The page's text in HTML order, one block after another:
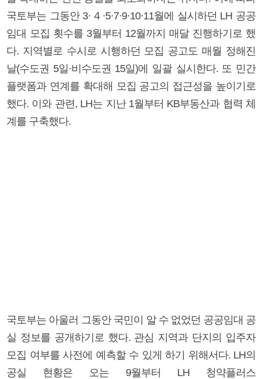
국토부는 그동안 3·４·5·7·9·10·11월에 실시하던 LH 공공
임대 모집 횟수를 3월부터 12월까지 매달 진행하기로 했
다. 지역별로 수시로 시행하던 모집 공고도 매월 정해진
날(수도권 5일·비수도권 15일)에 일괄 실시한다. 또 민간
플랫폼과 연계를 확대해 모집 공고의 접근성을 높이기로
했다. 이와 관련, LH는 지난 1월부터 KB부동산과 협력 체
계를 구축했다.
국토부는 아울러 그동안 국민이 알 수 없었던 공공임대 공
실 정보를 공개하기로 했다. 관심 지역과 단지의 입주자
모집 여부를 사전에 예측할 수 있게 하기 위해서다. LH의
공실 현황은 오는 9월부터 LH 청약플러스